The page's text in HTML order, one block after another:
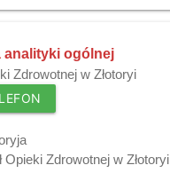
analityki ogólnej
Zdrowotnej w Złotoryi
Opieki Zdrowotnej w Złotoryi